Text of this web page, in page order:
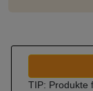
TIP: Produkte